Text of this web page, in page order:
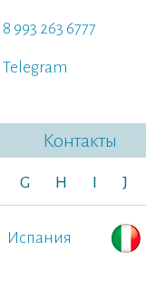
8 993 263 6777
Telegram
Контакты
G H J
Испания